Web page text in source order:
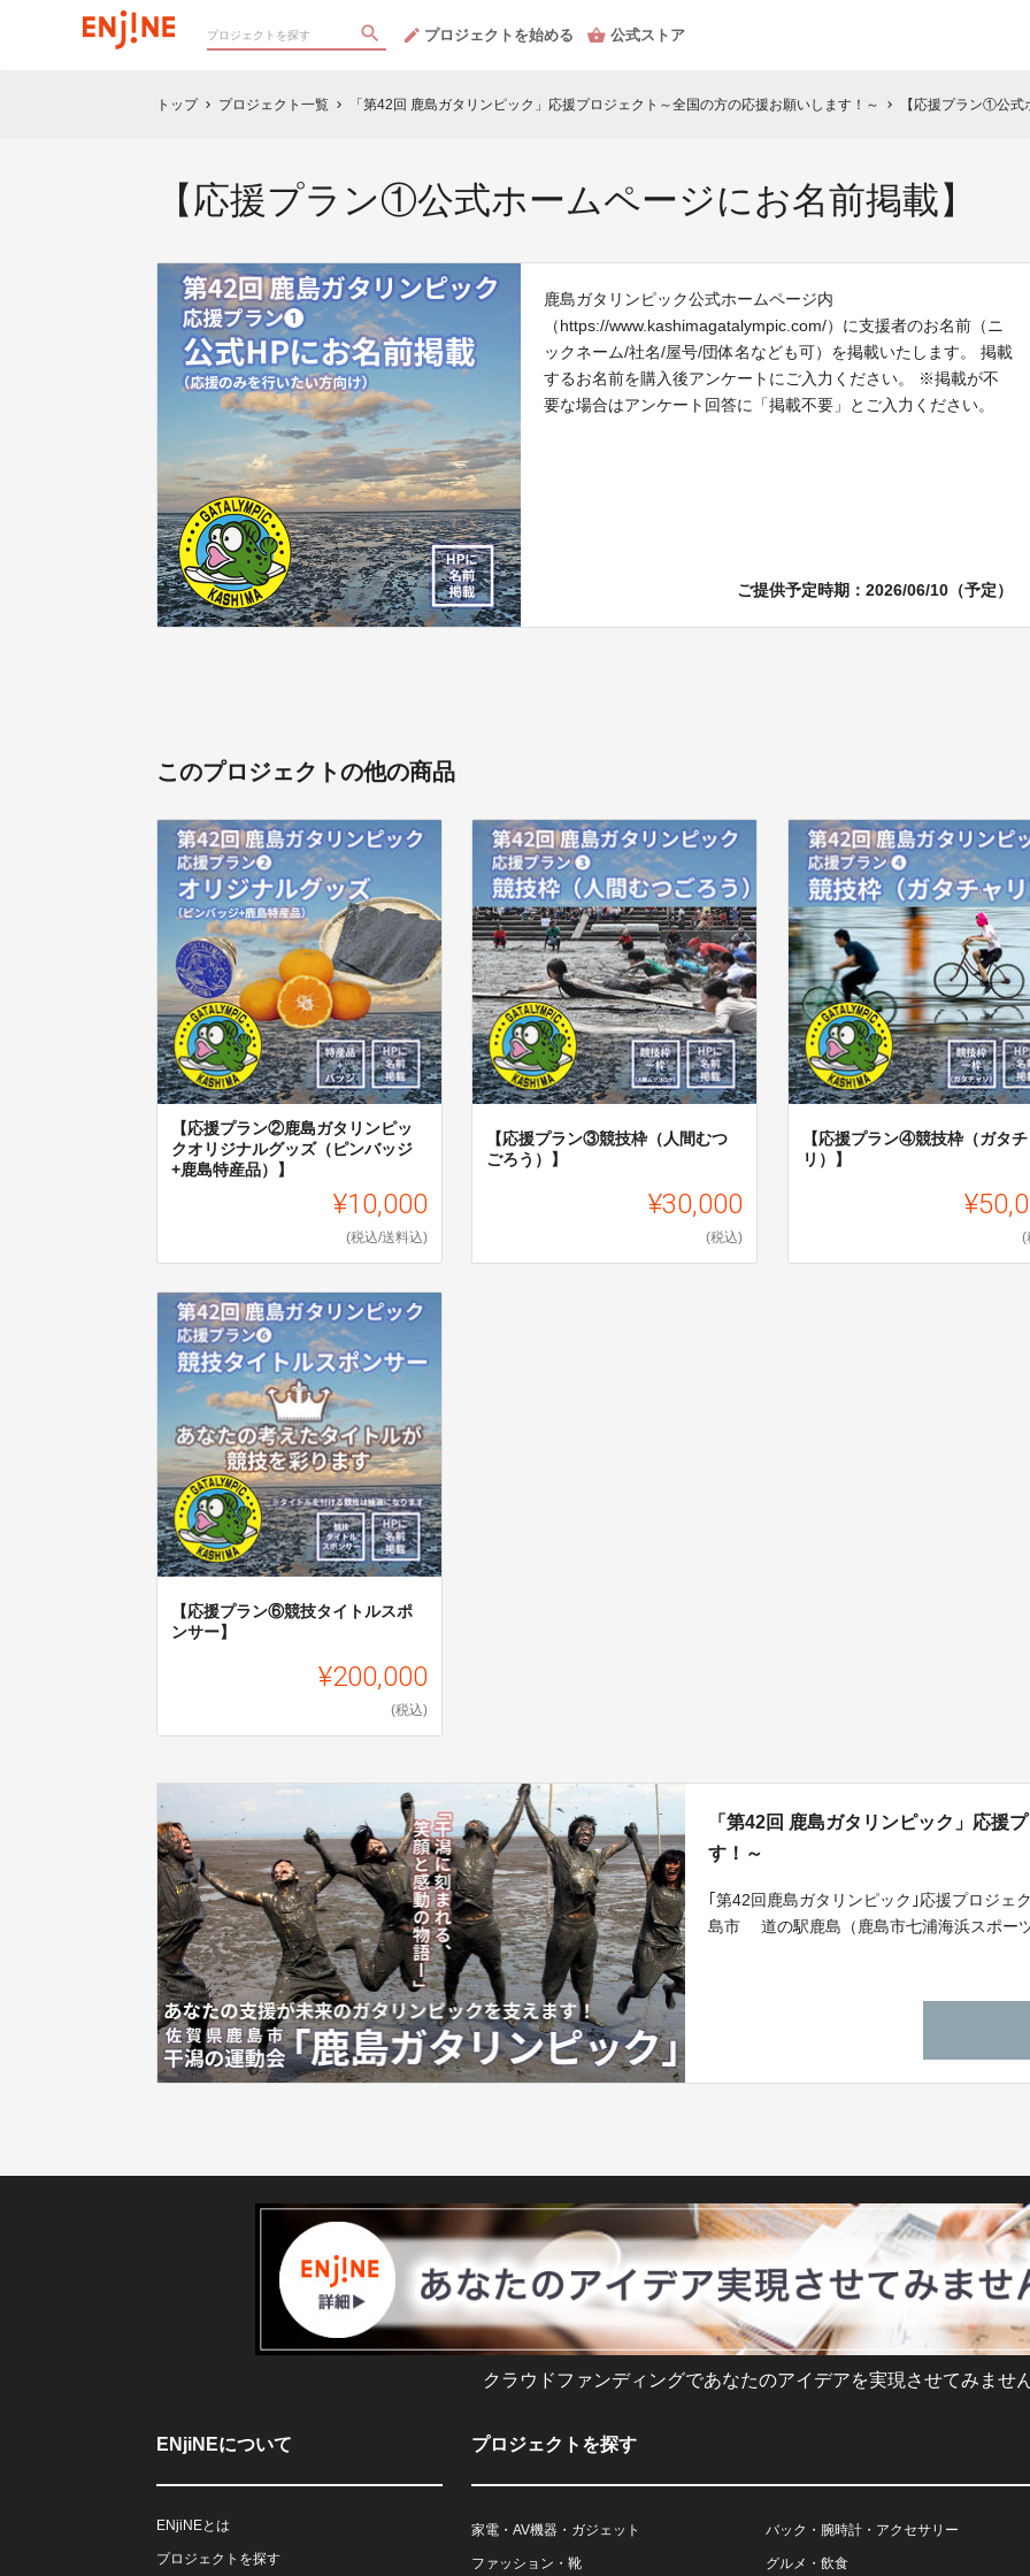
プロジェクトを始める 公式ストア
トップ chevron_right プロジェクト一覧 chevron_right 「第42回 鹿島ガタリンピック」応援プロジェクト～全国の方の応援お願いします！～ chevron_right 【応援プラン①公
【応援プラン①公式ホームページにお名前掲載】
鹿島ガタリンピック公式ホームページ内
（https://www.kashimagatalympic.com/）に支援者のお名前（ニ
ックネーム/社名/屋号/団体名なども可）を掲載いたします。 掲載
するお名前を購入後アンケートにご入力ください。 ※掲載が不
要な場合はアンケート回答に「掲載不要」とご入力ください。
ご提供予定時期：2026/06/10（予定）
このプロジェクトの他の商品
【応援プラン②鹿島ガタリンピッ
クオリジナルグッズ（ピンバッジ
+鹿島特産品）】
¥10,000
(税込/送料込)
【応援プラン③競技枠（人間むつ
ごろう）】
¥30,000
(税込)
【応援プラン④競技枠（ガタ
リ）】
(
【応援プラン⑥競技タイトルスポ
ンサー】
¥200,000
(税込)
「第42回 鹿島ガタリンピック」応援
す！～
｢第42回鹿島ガタリンピック｣応援プロジ
島市 道の駅鹿島（鹿島市七浦海浜スポー
クラウドファンディングであなたのアイデアを実現させてみませ
ENjiNEについて
ENjiNEとは
プロジェクトを探す
プロジェクトを探す
家電・AV機器・ガジェット バック・腕時計・アクセサリー
ファッション・靴 グルメ・飲食